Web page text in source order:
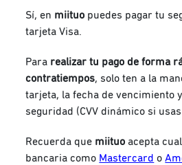
Sí, en miituo puedes pagar tu
tarjeta Visa.
Para realizar tu pago de forma
contratiempos, solo ten a la
tarjeta, la fecha de vencimiento
seguridad (CVV dinámico si
Recuerda que miituo acepta
bancaria como Mastercard o